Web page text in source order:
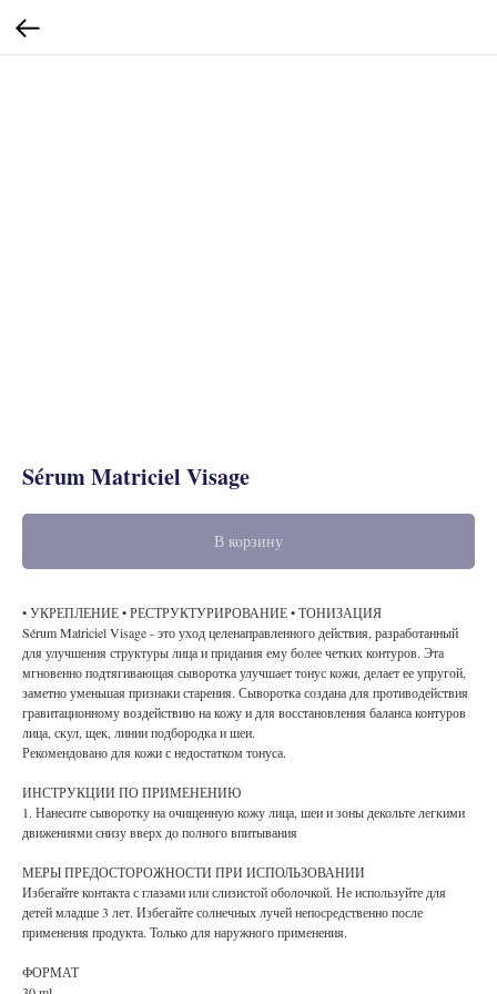
Sérum Matriciel Visage
В корзину
• УКРЕПЛЕНИЕ • РЕСТРУКТУРИРОВАНИЕ • ТОНИЗАЦИЯ
Sérum Matriciel Visage - это уход целенаправленного действия, разработанный
для улучшения структуры лица и придания ему более четких контуров. Эта
мгновенно подтягивающая сыворотка улучшает тонус кожи, делает ее упругой,
заметно уменьшая признаки старения. Сыворотка создана для противодействия
гравитационному воздействию на кожу и для восстановления баланса контуров
лица, скул, щек, линии подбородка и шеи.
Рекомендовано для кожи с недостатком тонуса.
ИНСТРУКЦИИ ПО ПРИМЕНЕНИЮ
1. Нанесите сыворотку на очищенную кожу лица, шеи и зоны декольте легкими
движениями снизу вверх до полного впитывания
МЕРЫ ПРЕДОСТОРОЖНОСТИ ПРИ ИСПОЛЬЗОВАНИИ
Избегайте контакта с глазами или слизистой оболочкой. Не используйте для
детей младше 3 лет. Избегайте солнечных лучей непосредственно после
применения продукта. Только для наружного применения.
ФОРМАТ